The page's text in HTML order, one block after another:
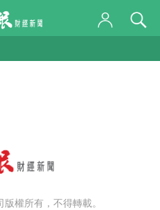
權所有，不得轉載。